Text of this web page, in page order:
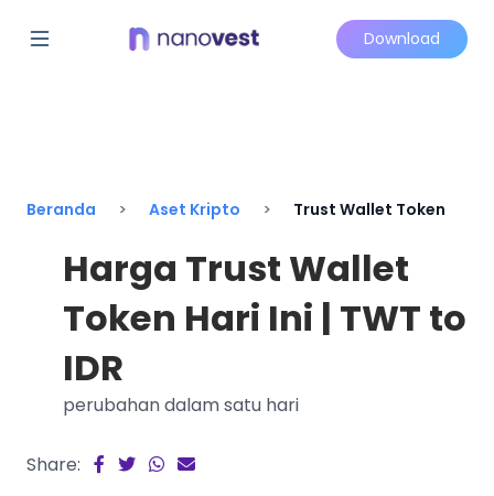
Download
Beranda Aset Kripto Trust Wallet Token
Harga Trust Wallet
Token Hari Ini | TWT to
IDR
perubahan dalam satu hari
Share: